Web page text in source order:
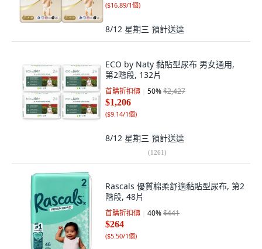
($16.89/1個)
8/12 星期三 預計送達
ECO by Naty 黏貼型尿布 男女通用,
第2階段, 132片
首購折扣價 50%$2,427
$1,206
($9.14/1個)
8/12 星期三 預計送達
(1261)
Rascals 優質棉柔舒適黏貼型尿布, 第2
階段, 48片
首購折扣價 40%$441
$264
($5.50/1個)